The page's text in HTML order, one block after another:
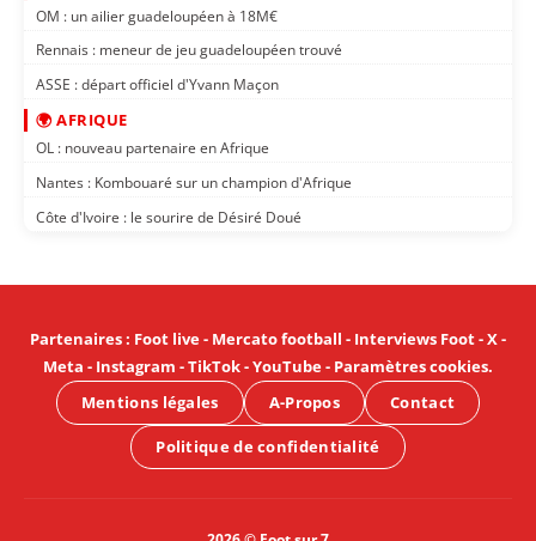
OM : un ailier guadeloupéen à 18M€
Rennais : meneur de jeu guadeloupéen trouvé
ASSE : départ officiel d'Yvann Maçon
🌍 AFRIQUE
OL : nouveau partenaire en Afrique
Nantes : Kombouaré sur un champion d'Afrique
Côte d'Ivoire : le sourire de Désiré Doué
Partenaires: Foot live- Mercato football - Interviews Foot-X-
Meta - Instagram -TikTok-YouTube- Paramètres cookies.
Mentions légales
A-Propos Contact
Politique de confidentialité